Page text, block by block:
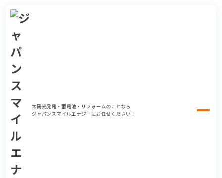
太陽光発電・蓄電池・リフォームのことなら
ジャパンスマイルエナジーにお任せください！